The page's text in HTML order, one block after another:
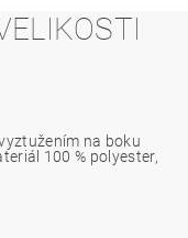
na boku
100 % polyester,